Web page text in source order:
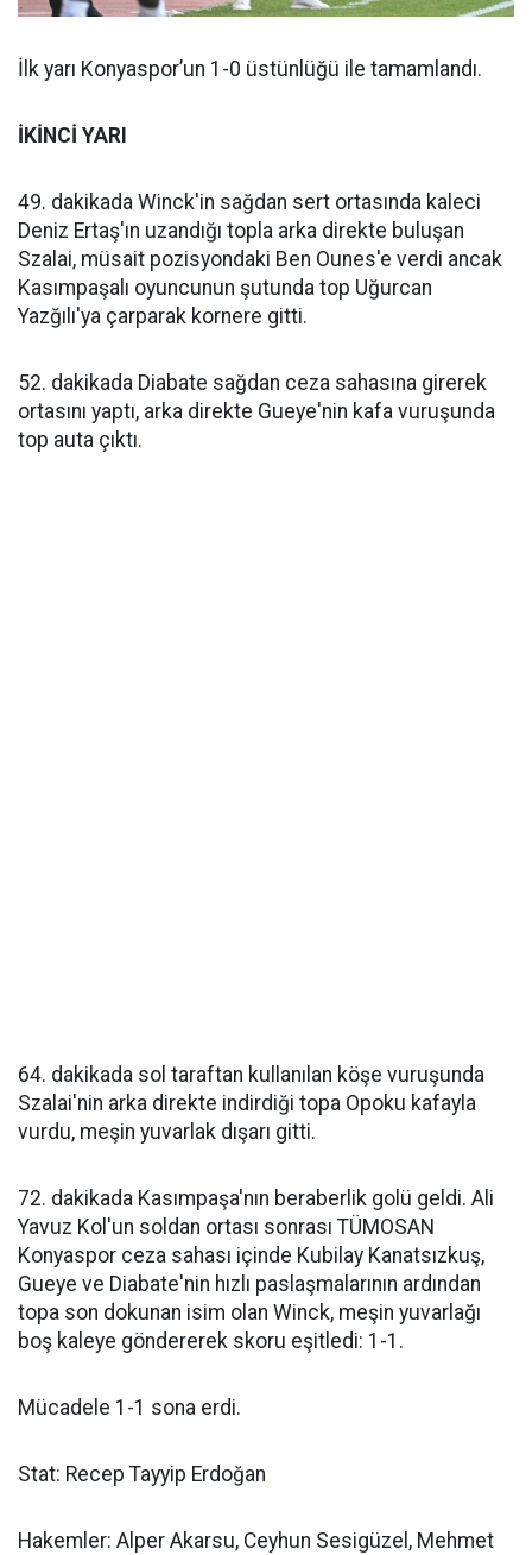
İlk yarı Konyaspor’un 1-0 üstünlüğü ile tamamlandı.
İKİNCİ YARI
49. dakikada Winck'in sağdan sert ortasında kaleci
Deniz Ertaş'ın uzandığı topla arka direkte buluşan
Szalai, müsait pozisyondaki Ben Ounes'e verdi ancak
Kasımpaşalı oyuncunun şutunda top Uğurcan
Yazğılı'ya çarparak kornere gitti.
52. dakikada Diabate sağdan ceza sahasına girerek
ortasını yaptı, arka direkte Gueye'nin kafa vuruşunda
top auta çıktı.
64. dakikada sol taraftan kullanılan köşe vuruşunda
Szalai'nin arka direkte indirdiği topa Opoku kafayla
vurdu, meşin yuvarlak dışarı gitti.
72. dakikada Kasımpaşa'nın beraberlik golü geldi. Ali
Yavuz Kol'un soldan ortası sonrası TÜMOSAN
Konyaspor ceza sahası içinde Kubilay Kanatsızkuş,
Gueye ve Diabate'nin hızlı paslaşmalarının ardından
topa son dokunan isim olan Winck, meşin yuvarlağı
boş kaleye göndererek skoru eşitledi: 1-1.
Mücadele 1-1 sona erdi.
Stat: Recep Tayyip Erdoğan
Hakemler: Alper Akarsu, Ceyhun Sesigüzel, Mehmet